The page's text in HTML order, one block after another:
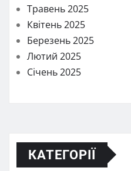
Травень 2025
Квітень 2025
Березень 2025
Лютий 2025
Січень 2025
КАТЕГОРІЇ